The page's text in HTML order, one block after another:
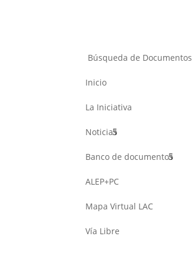
Búsqueda de Documentos
Inicio
La Iniciativa
Noticias
Banco de documentos
ALEP+PC
Mapa Virtual LAC
Vía Libre